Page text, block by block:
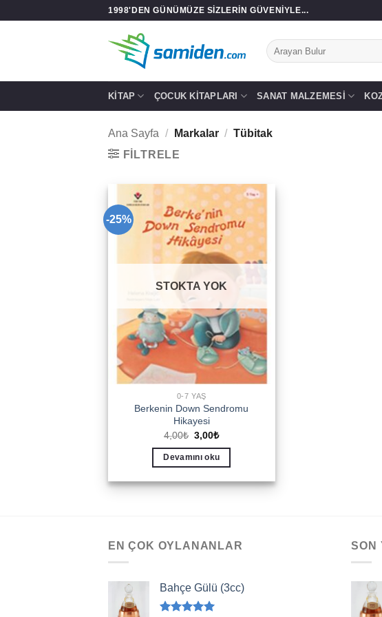
1998'DEN GÜNÜMÜZE SIZLERIN GÜVENIYLE...
Ara:
KITAP ÇOCUK KITAPLARI SANAT MALZEMESI
Ana Sayfa / Markalar / Tübitak
FILTRELE
-25%
Add to
wishlist
STOKTA YOK
0-7 YAŞ
Berkenin Down Sendromu
Hikayesi
4,00₺ Orijinal
fiyat:
4,00₺.
3,00₺Şu
fiyat:
3,00₺.
Devamını oku
EN ÇOK OYLANANLAR
Bahçe Gülü (3cc)
SON